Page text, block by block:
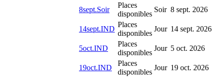
8sept.Soir
Places
disponibles
Soir 8 sept. 2026
14sept.IND
Places
disponibles
Jour 14 sept. 2026
5oct.IND
Places
disponibles
Jour 5 oct. 2026
19oct.IND
Places
disponibles
Jour 19 oct. 2026